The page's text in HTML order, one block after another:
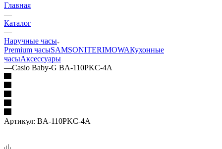
Главная
—
Каталог
—
Наручные часы
Premium часыSAMSONITERIMOWAКухонные
часыАксессуары
—Casio Baby-G BA-110PKC-4A
Артикул: BA-110PKC-4A